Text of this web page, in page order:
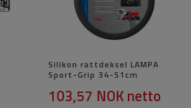
Silikon rattdeksel LAMPA
Sport-Grip 34-51cm
103,57 NOKnetto